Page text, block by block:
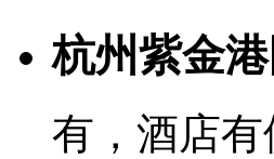
杭州紫金
有，酒店有